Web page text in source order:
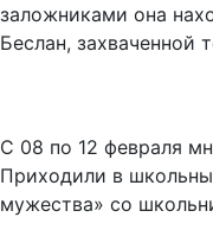
заложниками она
Беслан, захваченной
С 08 по 12 февраля
Приходили в
мужества» со